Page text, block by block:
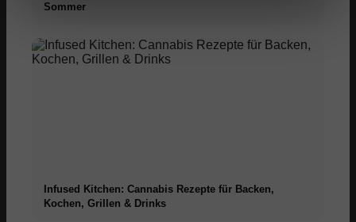
Sommer
Infused Kitchen: Cannabis Rezepte für Backen,
Kochen, Grillen & Drinks